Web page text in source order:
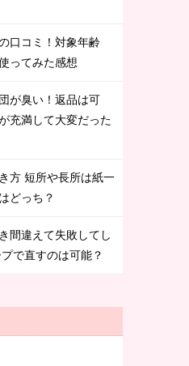
口コミ！対象年齢
ってみた感想
が臭い！返品は可
充満して大変だった
方 短所や長所は紙一
どっち？
間違えて失敗してし
で直すのは可能？